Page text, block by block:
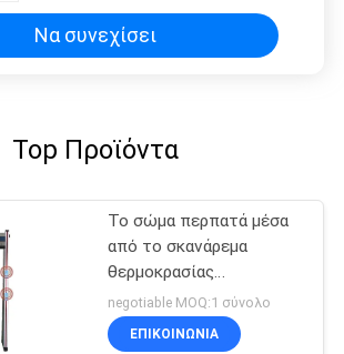
Να συνεχίσει
Top Προϊόντα
Το σώμα περπατά μέσα
από το σκανάρεμα
θερμοκρασίας
ανιχνευτής υπέρυθρου
πυρετού
τηλεχειριστήριο
negotiable MOQ:1 σύνολο
ΕΠΙΚΟΙΝΩΝΊΑ